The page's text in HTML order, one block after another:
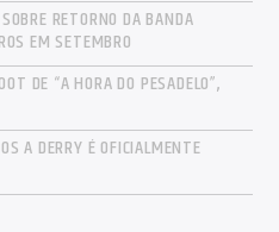
RETORNO DA BANDA
EM SETEMBRO
DE “A HORA DO PESADELO”,
A DERRY É OFICIALMENTE